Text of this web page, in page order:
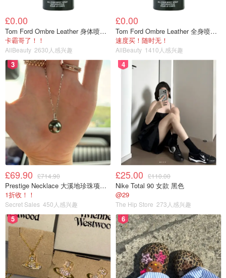
£0.00
Tom Ford Ombre Leather 身体喷雾 150ml
卡霸哥了！！
AllBeauty 2630人感兴趣
£0.00
Tom Ford Ombre Leather 全身喷雾 150ml
速度买！随时无！
AllBeauty 1410人感兴趣
3
£69.90 £714.90
Prestige Necklace 大溪地珍珠项链 10-11mm
1折收！！
Secret Sales 450人感兴趣
4
£25.00 £110.00
Nike Total 90 女款 黑色
@29
The Hip Store 273人感兴趣
5 6